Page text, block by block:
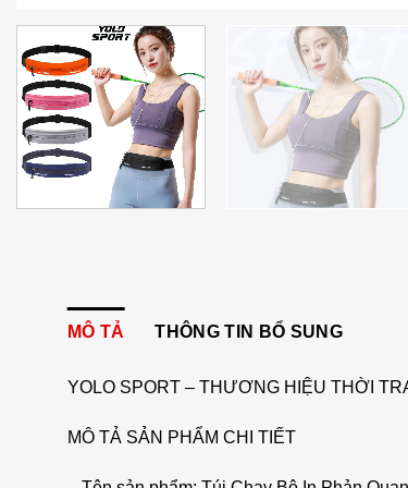
MÔ TẢ THÔNG TIN BỔ SUNG
YOLO SPORT – THƯƠNG HIỆU THỜI
MÔ TẢ SẢN PHẨM CHI TIẾT